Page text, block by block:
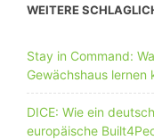
WEITERE
Stay in Command:
Gewächshaus lernen
DICE: Wie ein
europäische